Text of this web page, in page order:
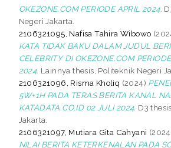
OKEZONE.COM PERIODE APRIL 2024.
Negeri Jakarta.
2106321095, Nafisa Tahira Wibowo
KATA TIDAK BAKU DALAM JUDUL
CELEBRITY DI OKEZONE.COM
2024. Lainnya thesis, Politeknik Negeri
2106321096, Risma Kholiq (2024)
5W+1H PADA TERAS BERITA KANAL
KATADATA.CO.ID 02 JULI 2024. D3
Jakarta.
2106321097, Mutiara Gita Cahyani
NILAI BERITA KETERKENALAN PADA